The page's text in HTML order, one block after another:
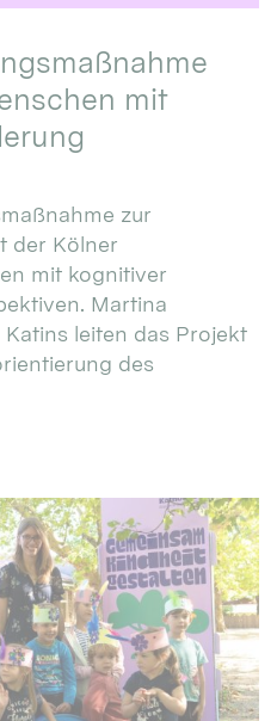
mit
zur
der Kölner
mit kognitiver
Martina
leiten das Projekt
des